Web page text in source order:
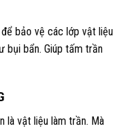
bảo vệ các lớp vật liệu
bụi bẩn. Giúp tấm trần
là vật liệu làm trần. Mà